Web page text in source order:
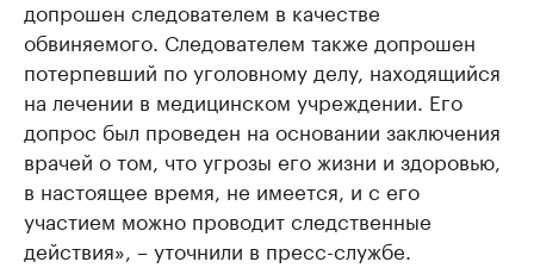
допрошен следователем в качестве
обвиняемого. Следователем также допрошен
потерпевший по уголовному делу, находящийся
на лечении в медицинском учреждении. Его
допрос был проведен на основании заключения
врачей о том, что угрозы его жизни и здоровью,
в настоящее время, не имеется, и с его
участием можно проводит следственные
действия», – уточнили в пресс-службе.